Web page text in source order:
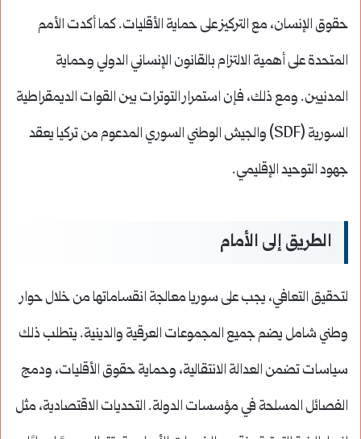
حقوق الإنسان، مع التركيز على حماية الأقليات. كما أكدت الأمم
المتحدة على أهمية الالتزام بالقانون الإنساني الدولي وحماية
المدنيين. ومع ذلك، فإن استمرار التوترات بين القوات الديمقراطية
السورية (SDF) والجيش الوطني السوري المدعوم من تركيا يعقد
جهود التوحيد الإقليمي.
الطريق إلى الأمام
لتحقيق التعافي، يجب على سوريا معالجة انقساماتها من خلال حوار
وطني شامل يضم جميع المجموعات العرقية والدينية. يتطلب ذلك
سياسات تضمن العدالة الانتقالية، وحماية حقوق الأقليات، ودمج
الفصائل المسلحة في مؤسسات الدولة. التحديات الاقتصادية، مثل